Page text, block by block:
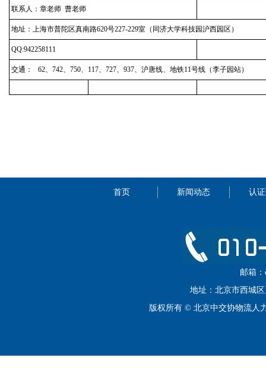
联系人：章老师 曹老师
地址：上海市普陀区真南路620号227-229室（同济大学科技园沪西园区）
QQ:942258111
交通： 62、742、750、117、727、937、沪唐线、地铁11号线（李子园站）
首页 新闻动态 认
邮箱：
地址：北京市西城区
版权所有 © 北京中交协物流人